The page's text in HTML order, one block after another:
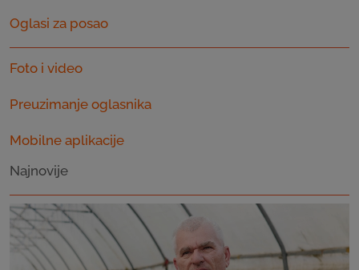
Oglasi za posao
Foto i video
Preuzimanje oglasnika
Mobilne aplikacije
Najnovije